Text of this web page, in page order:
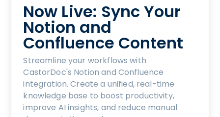
Now Live: Sync Your
Notion and
Confluence Content
Streamline your workflows with
CastorDoc's Notion and Confluence
integration. Create a unified, real-time
knowledge base to boost productivity,
improve AI insights, and reduce manual